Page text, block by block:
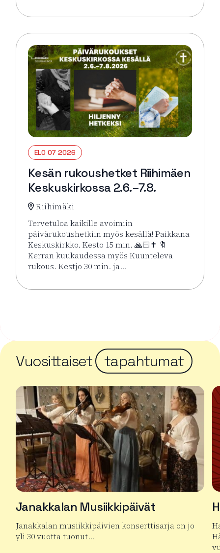
Lue lisää tapahtumasta Kesän rukoushetket
ELO 07 2026
Kesän rukoushetket Riihimäen
Keskuskirkossa 2.6.–7.8.
Riihimäki
Tervetuloa kaikille avoimiin
päivärukoushetkiin myös kesällä! Paikkana
Keskuskirkko. Kesto 15 min. 🙏🏻✝️ 🔖
Kerran kuukaudessa myös Kuunteleva
rukous. Kestjo 30 min. ja…
Lue lisää tapahtumasta Kesän rukoushetket
Vuosittaiset tapahtumat
Janakkalan Musiikkipäivät
Janakkalan musiikkipäivien konserttisarja on jo
yli 30 vuotta tuonut…